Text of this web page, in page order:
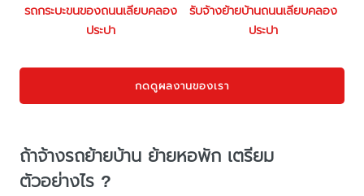
รถกระบะขนของถนนเลียบคลอง
ประปา
รับจ้างย้ายบ้านถนนเลียบคลอง
ประปา
กดดูผลงานของเรา
ถ้าจ้างรถย้ายบ้าน ย้ายหอพัก เตรียม
ตัวอย่างไร ?